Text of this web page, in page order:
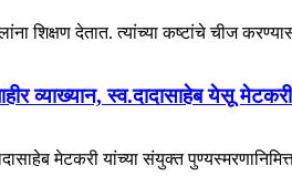
शिक्षण देतात. त्यांच्या कष्टांचे चीज
व्याख्यान, स्व.दादासाहेब येसू
मेटकरी यांच्या संयुक्त